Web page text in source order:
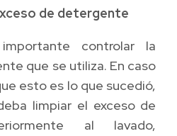
de detergente
controlar la
que se utiliza. En caso
esto es lo que sucedió,
limpiar el exceso de
al lavado,